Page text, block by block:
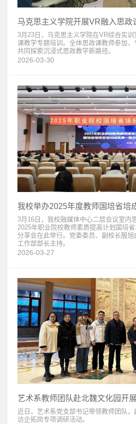
马克思主义学院开展VR融入思政
3月23日，马克思主义学院在VR综合实
课教学专题培训。全体思政课教师参加，
共同探索沉浸式思政教学新路径。
2026-03-30
我校举办2025年度教师国培省培
3月16日，我校融媒体中心二层会议室内
2025年职业院校教师素质提高计划国培
分享会在此举行。党委委员、副校长殷
工作部部长主持。
2026-03-27
艺术系教师团队赴北魏文化园开
近日，艺术系党支部书记带领教师团队
访企拓岗专项调研活动。